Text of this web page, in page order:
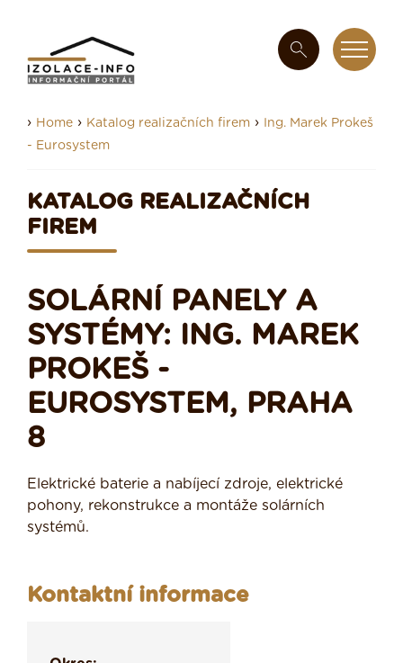
› Home › Katalog realizačních firem ›
Ing. Marek Prokeš
- Eurosystem
KATALOG REALIZAČNÍCH
FIREM
SOLÁRNÍ PANELY A
SYSTÉMY: ING. MAREK
PROKEŠ -
EUROSYSTEM, PRAHA
8
Elektrické baterie a nabíjecí zdroje, elektrické
pohony, rekonstrukce a montáže solárních
systémů.
Kontaktní informace